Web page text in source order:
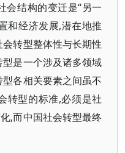
会结构的变迁是“另一
和经济发展,潜在地推
转型整体性与长期性
是一个涉及诸多领域
各相关要素之间虽不
转型的标准,必须是社
,而中国社会转型最终